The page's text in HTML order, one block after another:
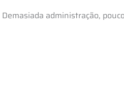
Demasiada administração,